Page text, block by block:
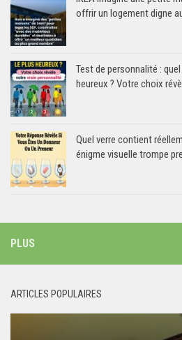
offrir un logement digne
Test de personnalité :
heureux ? Votre choix
Quel verre contient
énigme visuelle trompe
PLUS
ARTICLES POPULAIRES